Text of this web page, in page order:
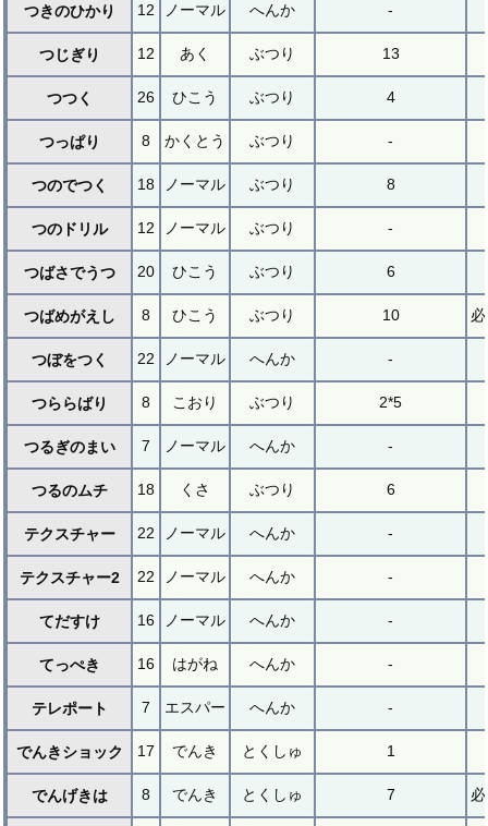
つきのひかり 12 ノーマル へんか -
つじぎり 12 あく ぶつり 13
つつく 26 ひこう ぶつり 4
つっぱり 8 かくとう ぶつり -
つのでつく 18 ノーマル ぶつり 8
つのドリル 12 ノーマル ぶつり -
つばさでうつ 20 ひこう ぶつり 6
つばめがえし 8 ひこう ぶつり 10
つぼをつく 22 ノーマル へんか -
つららばり 8 こおり ぶつり 2*5
つるぎのまい 7 ノーマル へんか -
つるのムチ 18 くさ ぶつり 6
テクスチャー 22 ノーマル へんか -
テクスチャー2 22 ノーマル へんか -
てだすけ 16 ノーマル へんか -
てっぺき 16 はがね へんか -
テレポート 7 エスパー へんか -
でんきショック 17 でんき とくしゅ 1
でんげきは 8 でんき とくしゅ 7